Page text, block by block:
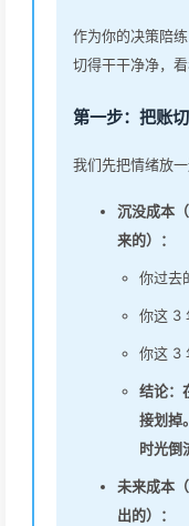
作为你的决策陪
切得干干净净，
第一步：把账
我们先把情绪放
沉没成本
来的）：
你过去
你这 3
你这 3
结论：
接划掉
时光倒
未来成本
出的）：